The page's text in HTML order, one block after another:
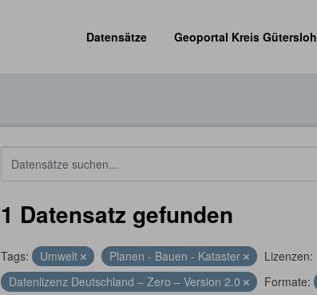
Datensätze
Geoportal Kreis Gütersloh
1 Datensatz gefunden
Tags: Umwelt Planen - Bauen - Kataster
Lizenzen:
Datenlizenz Deutschland – Zero – Version 2.0
Formate: